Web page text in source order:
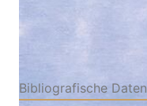
Bibliografische Daten